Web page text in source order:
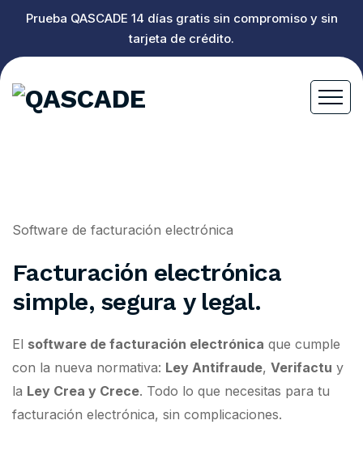
Prueba QASCADE 14 días gratis sin compromiso y sin
tarjeta de crédito.
Software de facturación electrónica
Facturación electrónica
simple, segura y legal.
El software de facturación electrónica que cumple
con la nueva normativa: Ley Antifraude, Verifactu y
la Ley Crea y Crece. Todo lo que necesitas para tu
facturación electrónica, sin complicaciones.